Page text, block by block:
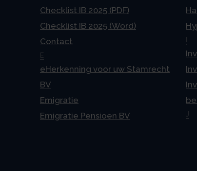
Checklist IB 2025 (PDF)
Checklist IB 2025 (Word)
Contact
E
eHerkenning voor uw Stamrecht
BV
Emigratie
Emigratie Pensioen BV